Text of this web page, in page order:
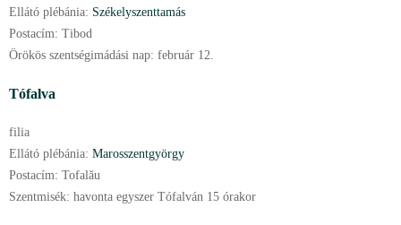
Ellátó plébánia: Székelyszenttamás
Postacím: Tibod
Örökös szentségimádási nap: február 12.
Tófalva
filia
Ellátó plébánia: Marosszentgyörgy
Postacím: Tofalău
Szentmisék: havonta egyszer Tófalván 15 órakor